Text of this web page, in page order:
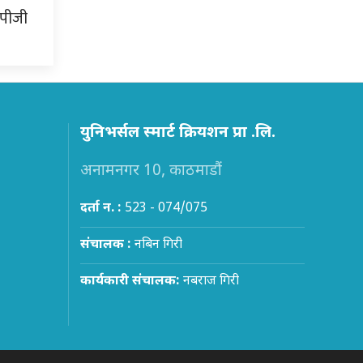
युनिभर्सल स्मार्ट क्रियशन प्रा .लि.
अनामनगर 10, काठमाडौं
दर्ता न. : 523 - 074/075
संचालक : नबिन गिरी
कार्यकारी संचालक: नबराज गिरी